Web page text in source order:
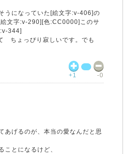
うになっていた[絵文字:v-406]の
文字:v-290][色:CC0000]このサ
344]
ちょっぴり寂しいです。でも
+1 -0
あげるのが、本当の愛なんだと思
ことになるけど、